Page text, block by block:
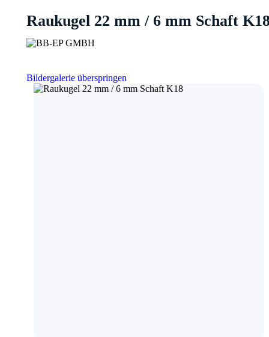
Raukugel 22 mm / 6 mm Schaft
Bildergalerie überspringen